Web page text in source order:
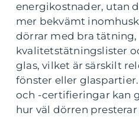
energikostnader, utan
mer bekvämt
dörrar med bra tätning,
kvalitetstätningslister
glas, vilket är särskilt
fönster eller
och -certifieringar kan
hur väl dörren